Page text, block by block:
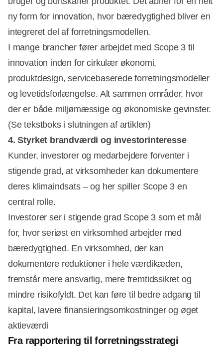
ny form for innovation, hvor bæredygtighed bliver en
integreret del af forretningsmodellen.
I mange brancher fører arbejdet med Scope 3 til
innovation inden for cirkulær økonomi,
produktdesign, servicebaserede forretningsmodeller
og levetidsforlængelse. Alt sammen områder, hvor
der er både miljømæssige og økonomiske gevinster.
(Se tekstboks i slutningen af artiklen)
4. Styrket brandværdi og investorinteresse
Kunder, investorer og medarbejdere forventer i
stigende grad, at virksomheder kan dokumentere
deres klimaindsats – og her spiller Scope 3 en
central rolle.
Investorer ser i stigende grad Scope 3 som et mål
for, hvor seriøst en virksomhed arbejder med
bæredygtighed. En virksomhed, der kan
dokumentere reduktioner i hele værdikæden,
fremstår mere ansvarlig, mere fremtidssikret og
mindre risikofyldt. Det kan føre til bedre adgang til
kapital, lavere finansieringsomkostninger og øget
aktieværdi
Fra rapportering til forretningsstrategi